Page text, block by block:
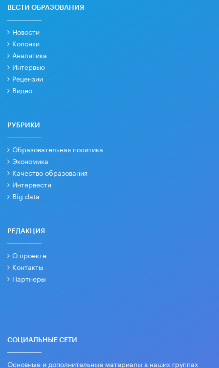
ВЕСТИ ОБРАЗОВАНИЯ
Новости
Колонки
Аналитика
Интервью
Рецензии
Видео
РУБРИКИ
Образовательная политика
Экономика
Качество образования
Интервести
Big data
РЕДАКЦИЯ
О проекте
Контакты
Партнеры
СОЦИАЛЬНЫЕ СЕТИ
Основные и дополнительные материалы в наших группах